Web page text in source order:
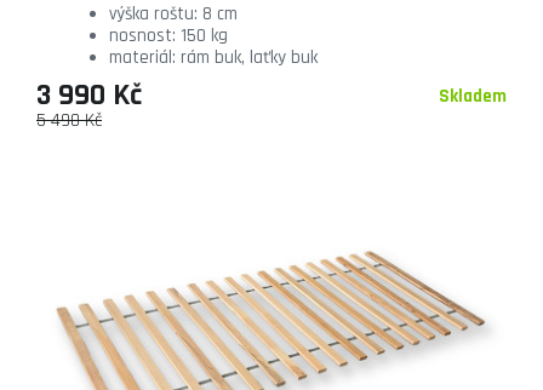
výška roštu: 8 cm
nosnost: 150 kg
materiál: rám buk, laťky buk
Skladem
5 490 Kč
3 990 Kč